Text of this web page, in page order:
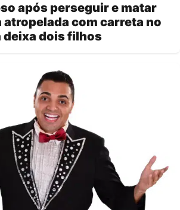
após perseguir e matar
com carreta no
deixa dois filhos